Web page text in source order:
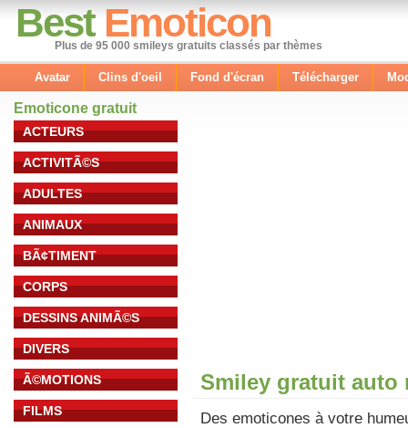
Best Emoticon
Plus de 95 000 smileys gratuits classés par thèmes
Avatar Clins d'oeil Fond d'écran Télécharger
Emoticone gratuit
ACTEURS
ACTIVITÃ©S
ADULTES
ANIMAUX
BÃ¢TIMENT
CORPS
DESSINS ANIMÃ©S
DIVERS
Ã©MOTIONS
FILMS
Smiley gratuit auto
Des emoticones à votre